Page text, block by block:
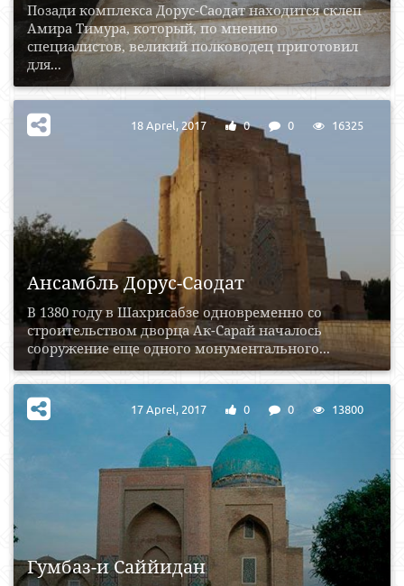
Позади комплекса Дорус-Саодат находится склеп
Амира Тимура, который, по мнению
специалистов, великий полководец приготовил
для...
Ансамбль Дорус-Саодат
В 1380 году в Шахрисабзе одновременно со
строительством дворца Ак-Сарай началось
сооружение еще одного монументального...
18 Aprel, 2017 0 0 16325
Гумбаз-и Саййидан
17 Aprel, 2017 0 0 13800